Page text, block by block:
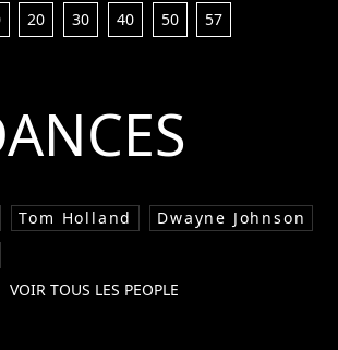
20 30 40 50 57
Tom Holland
Dwayne Johnson
VOIR TOUS LES PEOPLE